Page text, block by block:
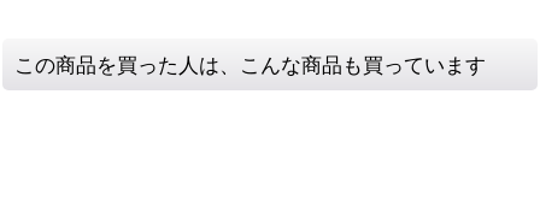
この商品を買った人は、こんな商品も買っています